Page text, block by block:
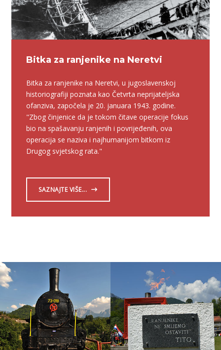
Bitka za ranjenike na Neretvi
Bitka za ranjenike na Neretvi, u jugoslavenskoj
historiografiji poznata kao Četvrta neprijateljska
ofanziva, započela je 20. januara 1943. godine.
"Zbog činjenice da je tokom čitave operacije fokus
bio na spašavanju ranjenih i povrijeđenih, ova
operacija se naziva i najhumanijom bitkom iz
Drugog svjetskog rata."
SAZNAJTE VIŠE...